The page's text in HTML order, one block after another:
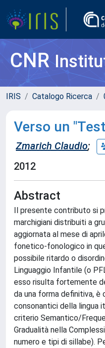
CNR
IRIS Catalogo Ricerca
Verso un
Zmarich Claudio;
2012
Abstract
Il presente contributo si
marchigiani distribuiti a
aggiornata al mese di
fonetico-fonologico in
possibile ritardo o
Linguaggio Infantile (o
esso risulta fortemente
da una forma definitiva,
consonantici della lingua
criterio Semantico/
Gradualità nella
numero e tipi di sillabe).